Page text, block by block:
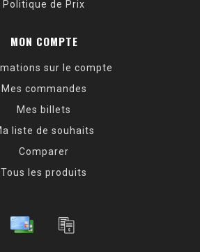
Politique de Prix
MON COMPTE
sur le compte
Mes commandes
Mes billets
liste de souhaits
Comparer
Tous les produits